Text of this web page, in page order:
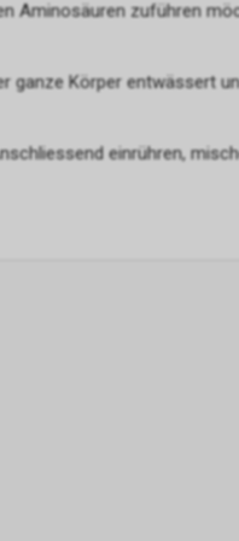
Aminosäuren zuführen
Körper entwässert
einrühren,
Werbe-Cookies
Informationen über
Benutzers des Shops
personalisieren.
eindeutige
Interessen der
Sie werden